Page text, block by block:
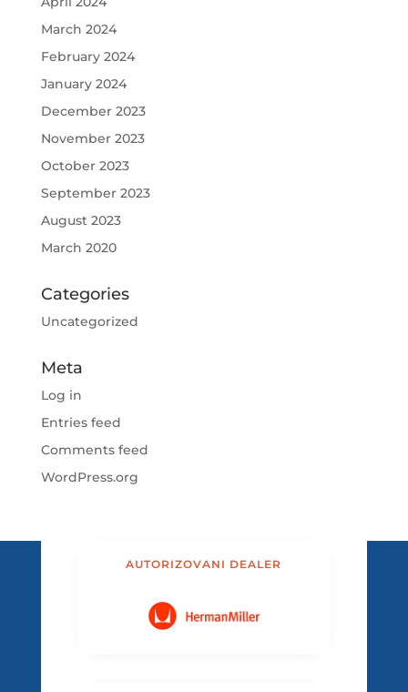
March 2024
February 2024
January 2024
December 2023
November 2023
October 2023
September 2023
August 2023
March 2020
Categories
Uncategorized
Meta
Log in
Entries feed
Comments feed
WordPress.org
AUTORIZOVANI DEALER